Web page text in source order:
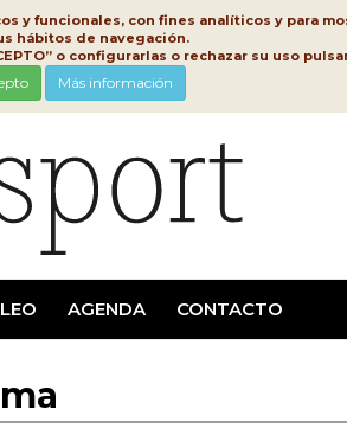
y funcionales, con fines analíticos y para
hábitos de navegación.
o configurarlas o rechazar su uso
Más información
AGENDA CONTACTO